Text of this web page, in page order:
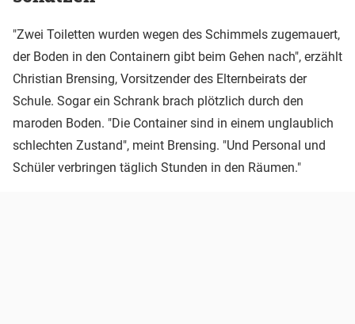
"Zwei Toiletten wurden wegen des Schimmels zugemauert,
der Boden in den Containern gibt beim Gehen nach", erzählt
Christian Brensing, Vorsitzender des Elternbeirats der
Schule. Sogar ein Schrank brach plötzlich durch den
maroden Boden. "Die Container sind in einem unglaublich
schlechten Zustand", meint Brensing. "Und Personal und
Schüler verbringen täglich Stunden in den Räumen."